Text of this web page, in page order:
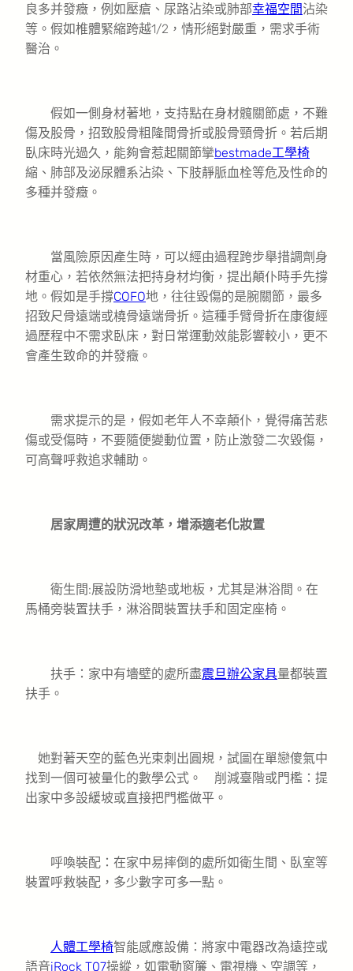
良多并發癥，例如壓瘡、尿路沾染或肺部幸福空間沾染
等。假如椎體緊縮跨越1/2，情形絕對嚴重，需求手術
醫治。
假如一側身材著地，支持點在身材髖關節處，不難
傷及股骨，招致股骨粗隆間骨折或股骨頸骨折。若后期
臥床時光過久，能夠會惹起關節攣bestmade工學椅
縮、肺部及泌尿體系沾染、下肢靜脈血栓等危及性命的
多種并發癥。
當風險原因產生時，可以經由過程跨步舉措調劑身
材重心，若依然無法把持身材均衡，提出顛仆時手先撐
地。假如是手撐COFO地，往往毀傷的是腕關節，最多
招致尺骨遠端或橈骨遠端骨折。這種手臂骨折在康復經
過歷程中不需求臥床，對日常運動效能影響較小，更不
會產生致命的并發癥。
需求提示的是，假如老年人不幸顛仆，覺得痛苦悲
傷或受傷時，不要隨便變動位置，防止激發二次毀傷，
可高聲呼救追求輔助。
居家周遭的狀況改革，增添適老化妝置
衛生間:展設防滑地墊或地板，尤其是淋浴間。在
馬桶旁裝置扶手，淋浴間裝置扶手和固定座椅。
扶手：家中有墻壁的處所盡震旦辦公家具量都裝置
扶手。
她對著天空的藍色光束刺出圓規，試圖在單戀傻氣中
找到一個可被量化的數學公式。 削減臺階或門檻：提
出家中多設緩坡或直接把門檻做平。
呼喚裝配：在家中易摔倒的處所如衛生間、臥室等
裝置呼救裝配，多少數字可多一點。
人體工學椅智能感應設備：將家中電器改為遠控或
語音iRock T07操縱，如電動窗簾、電視機、空調等，